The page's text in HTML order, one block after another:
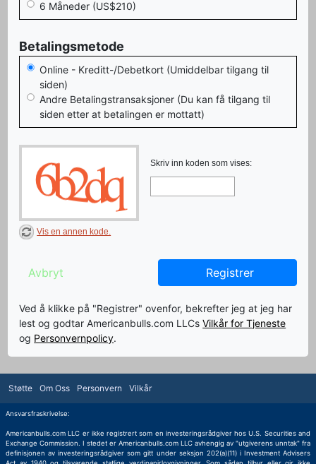
6 Måneder (US$210)
Betalingsmetode
Online - Kreditt-/Debetkort (Umiddelbar tilgang til
siden)
Andre Betalingstransaksjoner (Du kan få tilgang til
siden etter at betalingen er mottatt)
Skriv inn koden som vises:
Vis en annen kode.
Registrer
Avbryt
Ved å klikke på "Registrer" ovenfor, bekrefter jeg at jeg har
lest og godtar Americanbulls.com LLCsVilkår for Tjeneste
og Personvernpolicy.
Støtte Om Oss Personvern Vilkår
Ansvarsfraskrivelse:
Americanbulls.com LLC er ikke registrert som en investeringsrådgiver hos U.S. Securities and
Exchange Commission. I stedet er Americanbulls.com LLC avhengig av "utgiverens unntak" fra
definisjonen av investeringsrådgiver som gitt under seksjon 202(a)(11) i Investment Advisers